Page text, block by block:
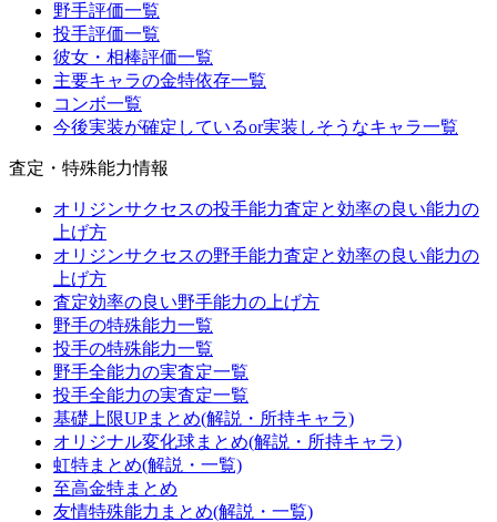
野手評価一覧
投手評価一覧
彼女・相棒評価一覧
主要キャラの金特依存一覧
コンボ一覧
今後実装が確定しているor実装しそうなキャラ一覧
査定・特殊能力情報
オリジンサクセスの投手能力査定と効率の良い能力の
上げ方
オリジンサクセスの野手能力査定と効率の良い能力の
上げ方
査定効率の良い野手能力の上げ方
野手の特殊能力一覧
投手の特殊能力一覧
野手全能力の実査定一覧
投手全能力の実査定一覧
基礎上限UPまとめ(解説・所持キャラ)
オリジナル変化球まとめ(解説・所持キャラ)
虹特まとめ(解説・一覧)
至高金特まとめ
友情特殊能力まとめ(解説・一覧)